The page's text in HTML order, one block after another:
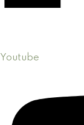
Youtube